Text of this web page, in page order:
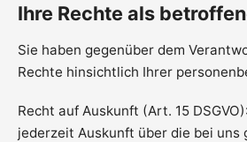
Ihre Rechte als
Sie haben gegenüber dem
Rechte hinsichtlich Ihrer
Recht auf Auskunft (Art. 15
jederzeit Auskunft über die bei uns